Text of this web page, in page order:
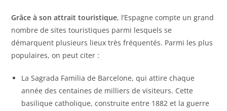
Grâce à son attrait touristique, l’Espagne compte un grand
nombre de sites touristiques parmi lesquels se
démarquent plusieurs lieux très fréquentés. Parmi les plus
populaires, on peut citer :
La Sagrada Familia de Barcelone, qui attire chaque
année des centaines de milliers de visiteurs. Cette
basilique catholique, construite entre 1882 et la guerre